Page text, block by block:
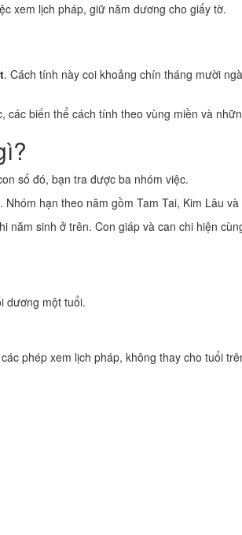
xem lịch pháp, giữ năm dương cho giấy tờ.
. Cách tính này coi khoảng chín tháng mười
biến thể cách tính theo vùng miền và
số đó, bạn tra được ba nhóm việc.
. Nhóm hạn theo năm gồm Tam Tai, Kim Lâu
sinh ở trên. Con giáp và can chi hiện
dương một tuổi.
phép xem lịch pháp, không thay cho tuổi